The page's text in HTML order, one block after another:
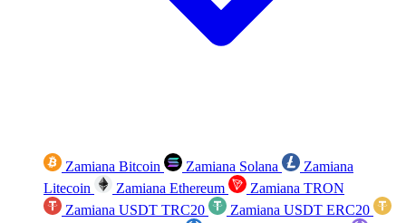
Zamiana Bitcoin Zamiana Solana
Zamiana
Litecoin
Zamiana Ethereum
Zamiana TRON
Zamiana USDT TRC20
Zamiana USDT ERC20